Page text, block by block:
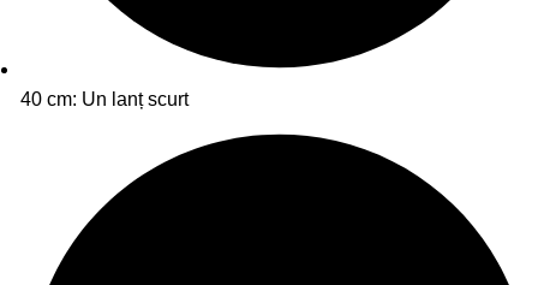
40 cm: Un lanț scurt